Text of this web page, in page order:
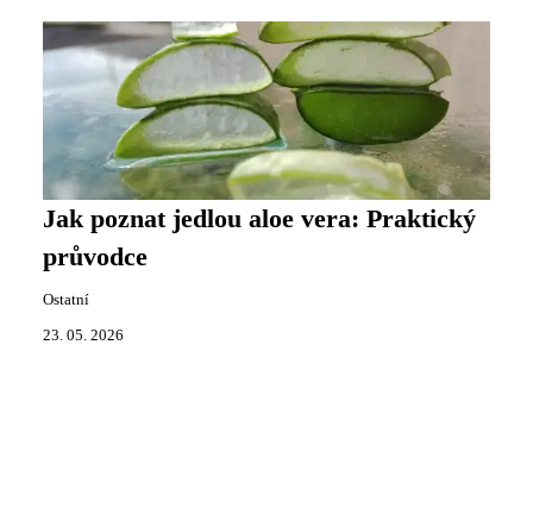
Jak poznat jedlou aloe vera: Praktický
průvodce
Ostatní
23. 05. 2026